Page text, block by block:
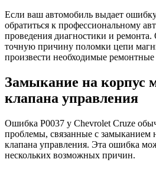
Если ваш автомобиль выдает
обратиться к профессиональному
проведения диагностики и
точную причину поломки цепи
произвести необходимые ремонтные
Замыкание на корпус
клапана управления
Ошибка P0037 у Chevrolet Cruze
проблемы, связанные с замыканием
клапана управления. Эта ошибка
нескольких возможных причин.